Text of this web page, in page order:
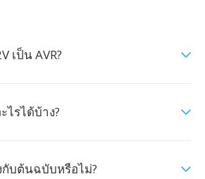
เป็น AVR?
ไรได้บ้าง?
บต้นฉบับหรือไม่?